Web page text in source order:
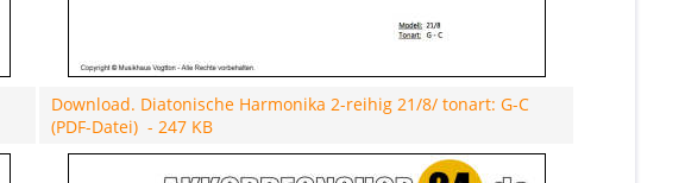
Download. Diatonische Harmonika 2-reihig 21/8/ tonart: G-C
(PDF-Datei) - 247 KB